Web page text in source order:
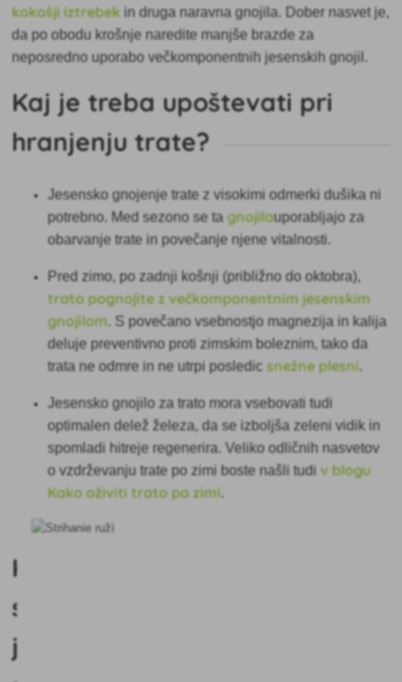
kokošji iztrebek in druga naravna gnojila. Dober nasvet je,
da po obodu krošnje naredite manjše brazde za
neposredno uporabo večkomponentnih jesenskih gnojil.
Kaj je treba upoštevati pri
hranjenju trate?
Jesensko gnojenje trate z visokimi odmerki dušika ni
potrebno. Med sezono se tagnojilauporabljajo za
obarvanje trate in povečanje njene vitalnosti.
Pred zimo, po zadnji košnji (približno do oktobra),
trato pognojite z večkomponentnim jesenskim
gnojilom. S povečano vsebnostjo magnezija in kalija
deluje preventivno proti zimskim boleznim, tako da
trata ne odmre in ne utrpi posledicsnežne plesni.
Jesensko gnojilo za trato mora vsebovati tudi
optimalen delež železa, da se izboljša zeleni vidik in
spomladi hitreje regenerira. Veliko odličnih nasvetov
o vzdrževanju trate po zimi boste našli tudiv blogu
Kako oživiti trato po zimi.
Kaj
storiti
jeseni